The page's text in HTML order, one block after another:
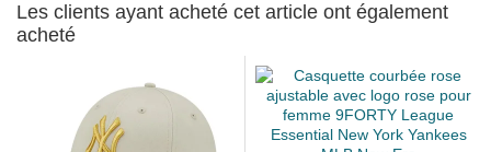
Les clients ayant acheté cet article ont également
acheté